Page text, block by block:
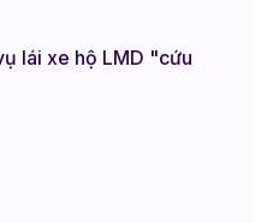
lái xe hộ LMD "cứu